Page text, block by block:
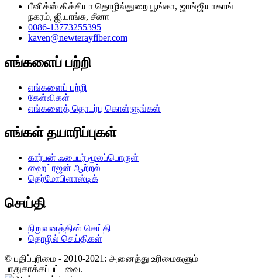
பீனிக்ஸ் கிக்சியா தொழில்துறை பூங்கா, ஜாங்ஜியாகாங்
நகரம், ஜியாங்சு, சீனா
0086-13773255395
kaven@newterayfiber.com
எங்களைப் பற்றி
எங்களைப் பற்றி
கேள்விகள்
எங்களைத் தொடர்பு கொள்ளுங்கள்
எங்கள் தயாரிப்புகள்
கார்பன் ஃபைபர் மூலப்பொருள்
ஹைட்ரஜன் ஆற்றல்
தெர்மோபிளாஸ்டிக்
செய்தி
நிறுவனத்தின் செய்தி
தொழில் செய்திகள்
© பதிப்புரிமை - 2010-2021: அனைத்து உரிமைகளும்
பாதுகாக்கப்பட்டவை.